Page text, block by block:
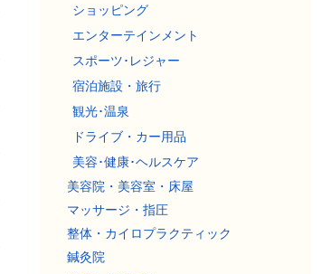
ショッピング
エンターテインメント
スポーツ･レジャー
宿泊施設・旅行
観光･温泉
ドライブ・カー用品
美容･健康･ヘルスケア
美容院・美容室・床屋
マッサージ・指圧
整体・カイロプラクティック
鍼灸院